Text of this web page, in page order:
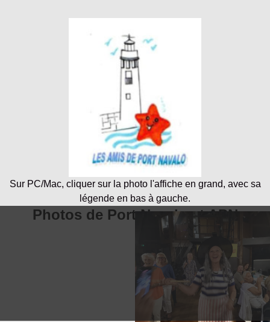
Sur PC/Mac, cliquer sur la photo l'affiche en grand, avec sa
légende en bas à gauche.
Photos de Port Navalo et APN